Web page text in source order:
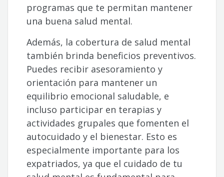
programas que te permitan mantener
una buena salud mental.
Además, la cobertura de salud mental
también brinda beneficios preventivos.
Puedes recibir asesoramiento y
orientación para mantener un
equilibrio emocional saludable, e
incluso participar en terapias y
actividades grupales que fomenten el
autocuidado y el bienestar. Esto es
especialmente importante para los
expatriados, ya que el cuidado de tu